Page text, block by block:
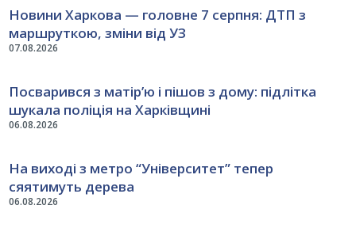
07.08.2026
Новини Харкова — головне 7 серпня: ДТП з
маршруткою, зміни від УЗ
06.08.2026
Посварився з матір’ю і пішов з дому: підлітка
шукала поліція на Харківщині
06.08.2026
На виході з метро “Університет” тепер
сяятимуть дерева